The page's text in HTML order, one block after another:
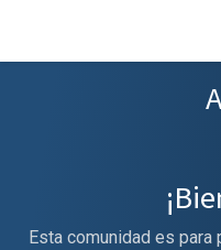
Esta comunidad es